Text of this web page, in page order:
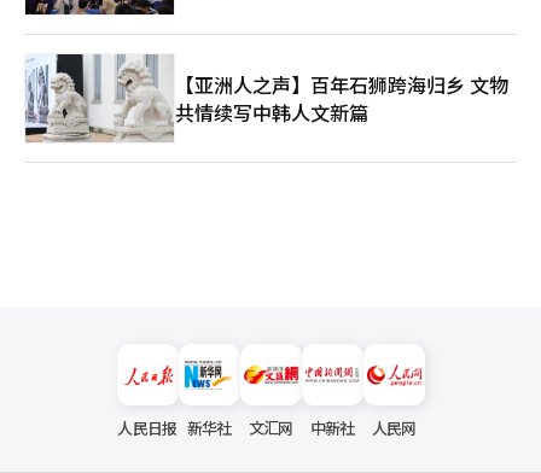
【亚洲人之声】百年石狮跨海归乡 文物
共情续写中韩人文新篇
人民日报 新华社 文汇网 中新社 人民网